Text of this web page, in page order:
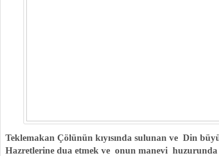
Teklemakan Çölünün kıyısında sulunan ve Din
Hazretlerine dua etmek ve onun manevi